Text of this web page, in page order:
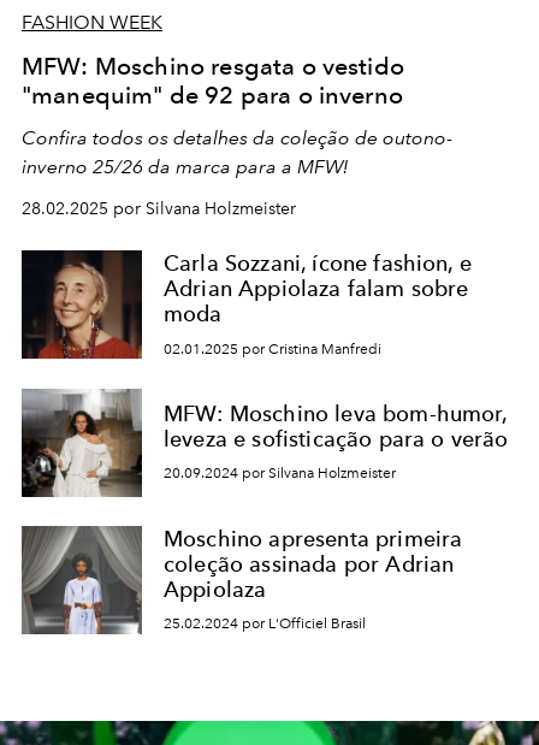
FASHION WEEK
MFW: Moschino resgata o vestido
"manequim" de 92 para o inverno
Confira todos os detalhes da coleção de outono-
inverno 25/26 da marca para a MFW!
28.02.2025 por Silvana Holzmeister
Carla Sozzani, ícone fashion, e
Adrian Appiolaza falam sobre
moda
02.01.2025 por Cristina Manfredi
MFW: Moschino leva bom-humor,
leveza e sofisticação para o verão
20.09.2024 por Silvana Holzmeister
Moschino apresenta primeira
coleção assinada por Adrian
Appiolaza
25.02.2024 por L'Officiel Brasil